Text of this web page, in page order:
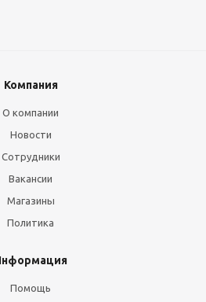
Компания
О компании
Новости
Сотрудники
Вакансии
Магазины
Политика
Помощь